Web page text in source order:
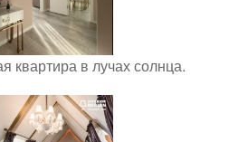
квартира в лучах солнца.